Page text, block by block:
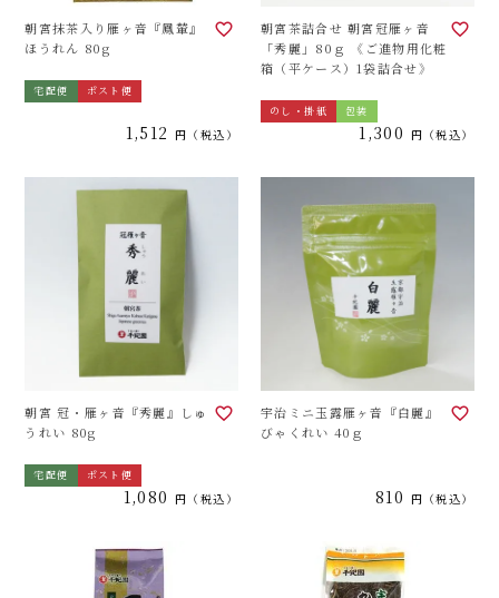
朝宮抹茶入り雁ヶ音『鳳輦』
ほうれん 80g
宅配便 ポスト便
1,512 税込
朝宮茶詰合せ 朝宮冠雁ヶ音
「秀麗」80ｇ 《ご進物用化粧
箱（平ケース）1袋詰合せ》
のし・掛紙 包装
1,300 税込
朝宮 冠・雁ヶ音『秀麗』しゅ
うれい 80g
宅配便 ポスト便
1,080 税込
宇治ミニ玉露雁ヶ音『白麗』
びゃくれい 40ｇ
810 税込